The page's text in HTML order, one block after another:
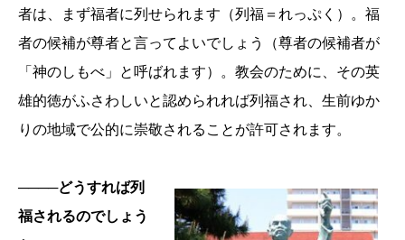
者は、まず福者に列せられます（列福＝れっぷく）。福
者の候補が尊者と言ってよいでしょう（尊者の候補者が
「神のしもべ」と呼ばれます）。教会のために、その英
雄的徳がふさわしいと認められれば列福され、生前ゆか
りの地域で公的に崇敬されることが許可されます。
────どうすれば列
福されるのでしょう